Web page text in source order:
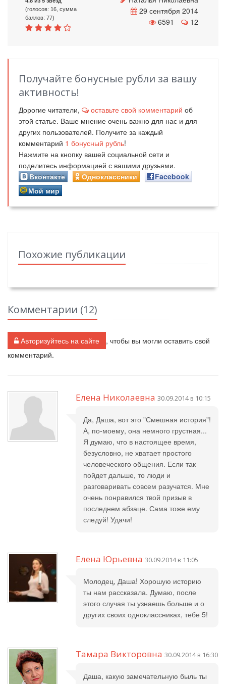
(голосов: 16, сумма
баллов: 77)
29 сентября 2014
6591
12
Получайте бонусные рубли за вашу
активность!
Дорогие читатели, оставьте свой комментарий об
этой статье. Ваше мнение очень важно для нас и для
других пользователей. Получите за каждый
комментарий 1 бонусный рубль!
Нажмите на кнопку вашей социальной сети и
поделитесь информацией с вашими друзьями.
Вконтакте
Одноклассники
Facebook
Мой мир
Похожие публикации
Комментарии (12)
Авторизуйтесь на сайте
, чтобы вы могли оставить свой
комментарий.
Елена Николаевна 30.09.2014 в 10:15
Да, Даша, вот это "Смешная история"!
А, по-моему, она немного грустная...
Я думаю, что в настоящее время,
безусловно, не хватает простого
человеческого общения. Если так
пойдет дальше, то люди и
разговаривать совсем разучатся. Мне
очень понравился твой призыв в
последнем абзаце. Сама тоже ему
следуй! Удачи!
Елена Юрьевна 30.09.2014 в 11:05
Молодец, Даша! Хорошую историю
ты нам рассказала. Думаю, после
этого случая ты узнаешь больше и о
других своих одноклассниках, тебе 5!
Тамара Викторовна 30.09.2014 в 16:30
Даша, какую замечательную быль ты